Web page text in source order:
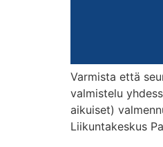
Varmista että
valmistelu
aikuiset)
Liikuntakeskus